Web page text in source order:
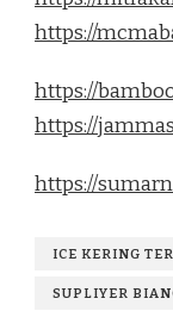
https://
https://
https://
https://
ICE KERING
SUPLIYER